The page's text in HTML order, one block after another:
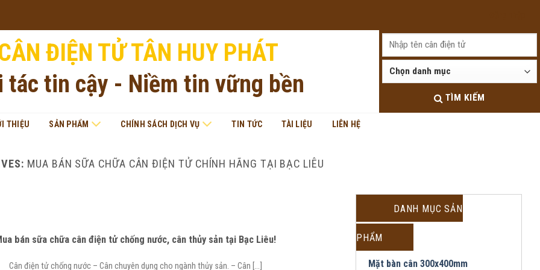
ĐIỆN TỬ TÂN HUY PHÁT
tác tin cậy - Niềm tin vững bền
TÌM KIẾM
THIỆU SẢN PHẨM CHÍNH SÁCH DỊCH VỤ TIN TỨC TÀI LIỆU LIÊN HỆ
MUA BÁN SỮA CHỮA CÂN ĐIỆN TỬ CHÍNH HÃNG TẠI BẠC LIÊU
bán sữa chữa cân điện tử chống nước, cân thủy sản tại Bạc Liêu!
Cân điện tử chống nước – Cân chuyên dụng cho ngành thủy sản. – Cân [...]
DANH MỤC SẢN
PHẨM
Mặt bàn cân 300x400mm